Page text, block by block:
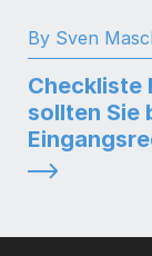
By Sven
Checkliste
sollten Sie